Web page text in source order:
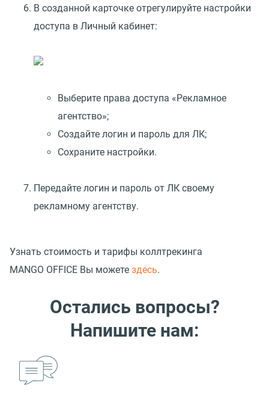
В созданной карточке отрегулируйте настройки
доступа в Личный кабинет:
Выберите права доступа «Рекламное
агентство»;
Создайте логин и пароль для ЛК;
Сохраните настройки.
Передайте логин и пароль от ЛК своему
рекламному агентству.
Узнать стоимость и тарифы коллтрекинга
MANGO OFFICE Вы можете здесь.
Остались вопросы?
Напишите нам: